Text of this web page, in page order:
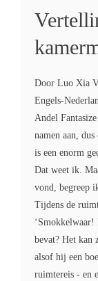
Door Luo Xia
Engels-
Andel
namen aan,
is een enorm
Dat weet ik.
vond, begreep
Tijdens de
bevat? Het kan
alsof hij een
ruimtereis - en